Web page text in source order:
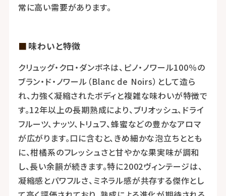
常に高い需要があります。
味わいと特徴
クリュッグ・クロ・ダンボネは、ピノ・ノワール100％の
ブラン・ド・ノワール（Blanc de Noirs）として造ら
れ、力強く凝縮されたボディと複雑な味わいが特徴で
す。12年以上の長期熟成により、ブリオッシュ、ドライ
フルーツ、ナッツ、トリュフ、蜂蜜などの豊かなアロマ
が広がります。口に含むと、きめ細かな泡立ちととも
に、柑橘系のフレッシュさと甘やかな果実味が調和
し、長い余韻が続きます。特に2002ヴィンテージは、
凝縮感とパワフルさ、ミネラル感が共存する傑作とし